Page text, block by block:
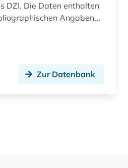
DZI. Die Daten enthalten
Angaben...
Zur Datenbank